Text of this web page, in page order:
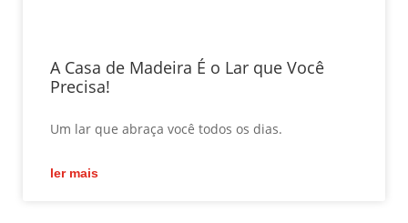
A Casa de Madeira É o Lar que Você
Precisa!
Um lar que abraça você todos os dias.
ler mais